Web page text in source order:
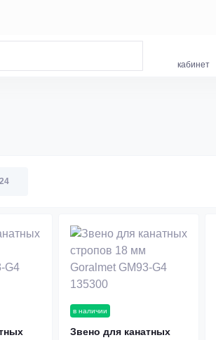
кабинет
в наличии
Звено для канатных